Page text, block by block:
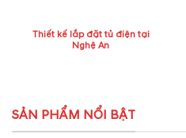
Thiết kế lắp đặt tủ điện tại
Nghệ An
SẢN PHẨM NỔI BẬT